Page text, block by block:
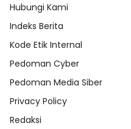
Hubungi Kami
Indeks Berita
Kode Etik Internal
Pedoman Cyber
Pedoman Media Siber
Privacy Policy
Redaksi